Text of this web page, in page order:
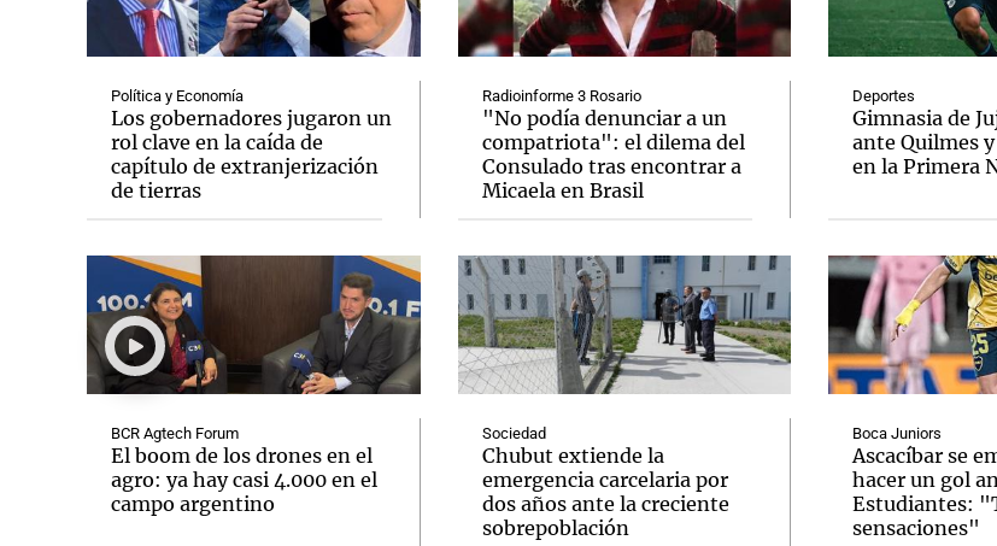
Política y Economía
Los gobernadores jugaron un
rol clave en la caída de
capítulo de extranjerización
de tierras
BCR Agtech Forum
El boom de los drones en el
agro: ya hay casi 4.000 en el
campo argentino
Radioinforme 3 Rosario
"No podía denunciar a un
compatriota": el dilema del
Consulado tras encontrar a
Micaela en Brasil
Sociedad
Chubut extiende la
emergencia carcelaria por
dos años ante la creciente
sobrepoblación
Deportes
Gimnasia de
ante Quilmes
en la Primera
Boca Juniors
Ascacíbar se
hacer un gol
Estudiantes:
sensaciones"
Notas Notas
El huracán de Arequito